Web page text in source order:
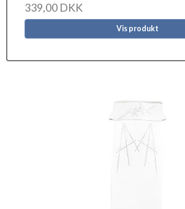
339,00 DKK
Vis produkt